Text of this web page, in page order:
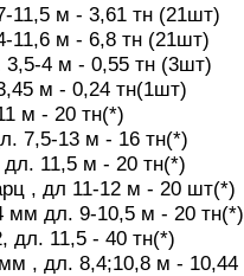
11,5 м - 3,61 тн (21шт)
11,6 м - 6,8 тн (21шт)
3,5-4 м - 0,55 тн (3шт)
м - 0,24 тн(1шт)
м - 20 тн(*)
7,5-13 м - 16 тн(*)
11,5 м - 20 тн(*)
, дл 11-12 м - 20 шт(*)
мм дл. 9-10,5 м - 20 тн(*)
дл. 11,5 - 40 тн(*)
, дл. 8,4;10,8 м -